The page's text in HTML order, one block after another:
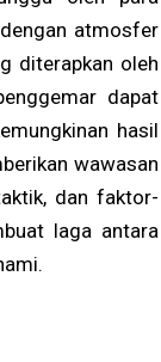
atmosfer
diterapkan oleh
dapat
hasil
wawasan
dan faktor-
laga antara